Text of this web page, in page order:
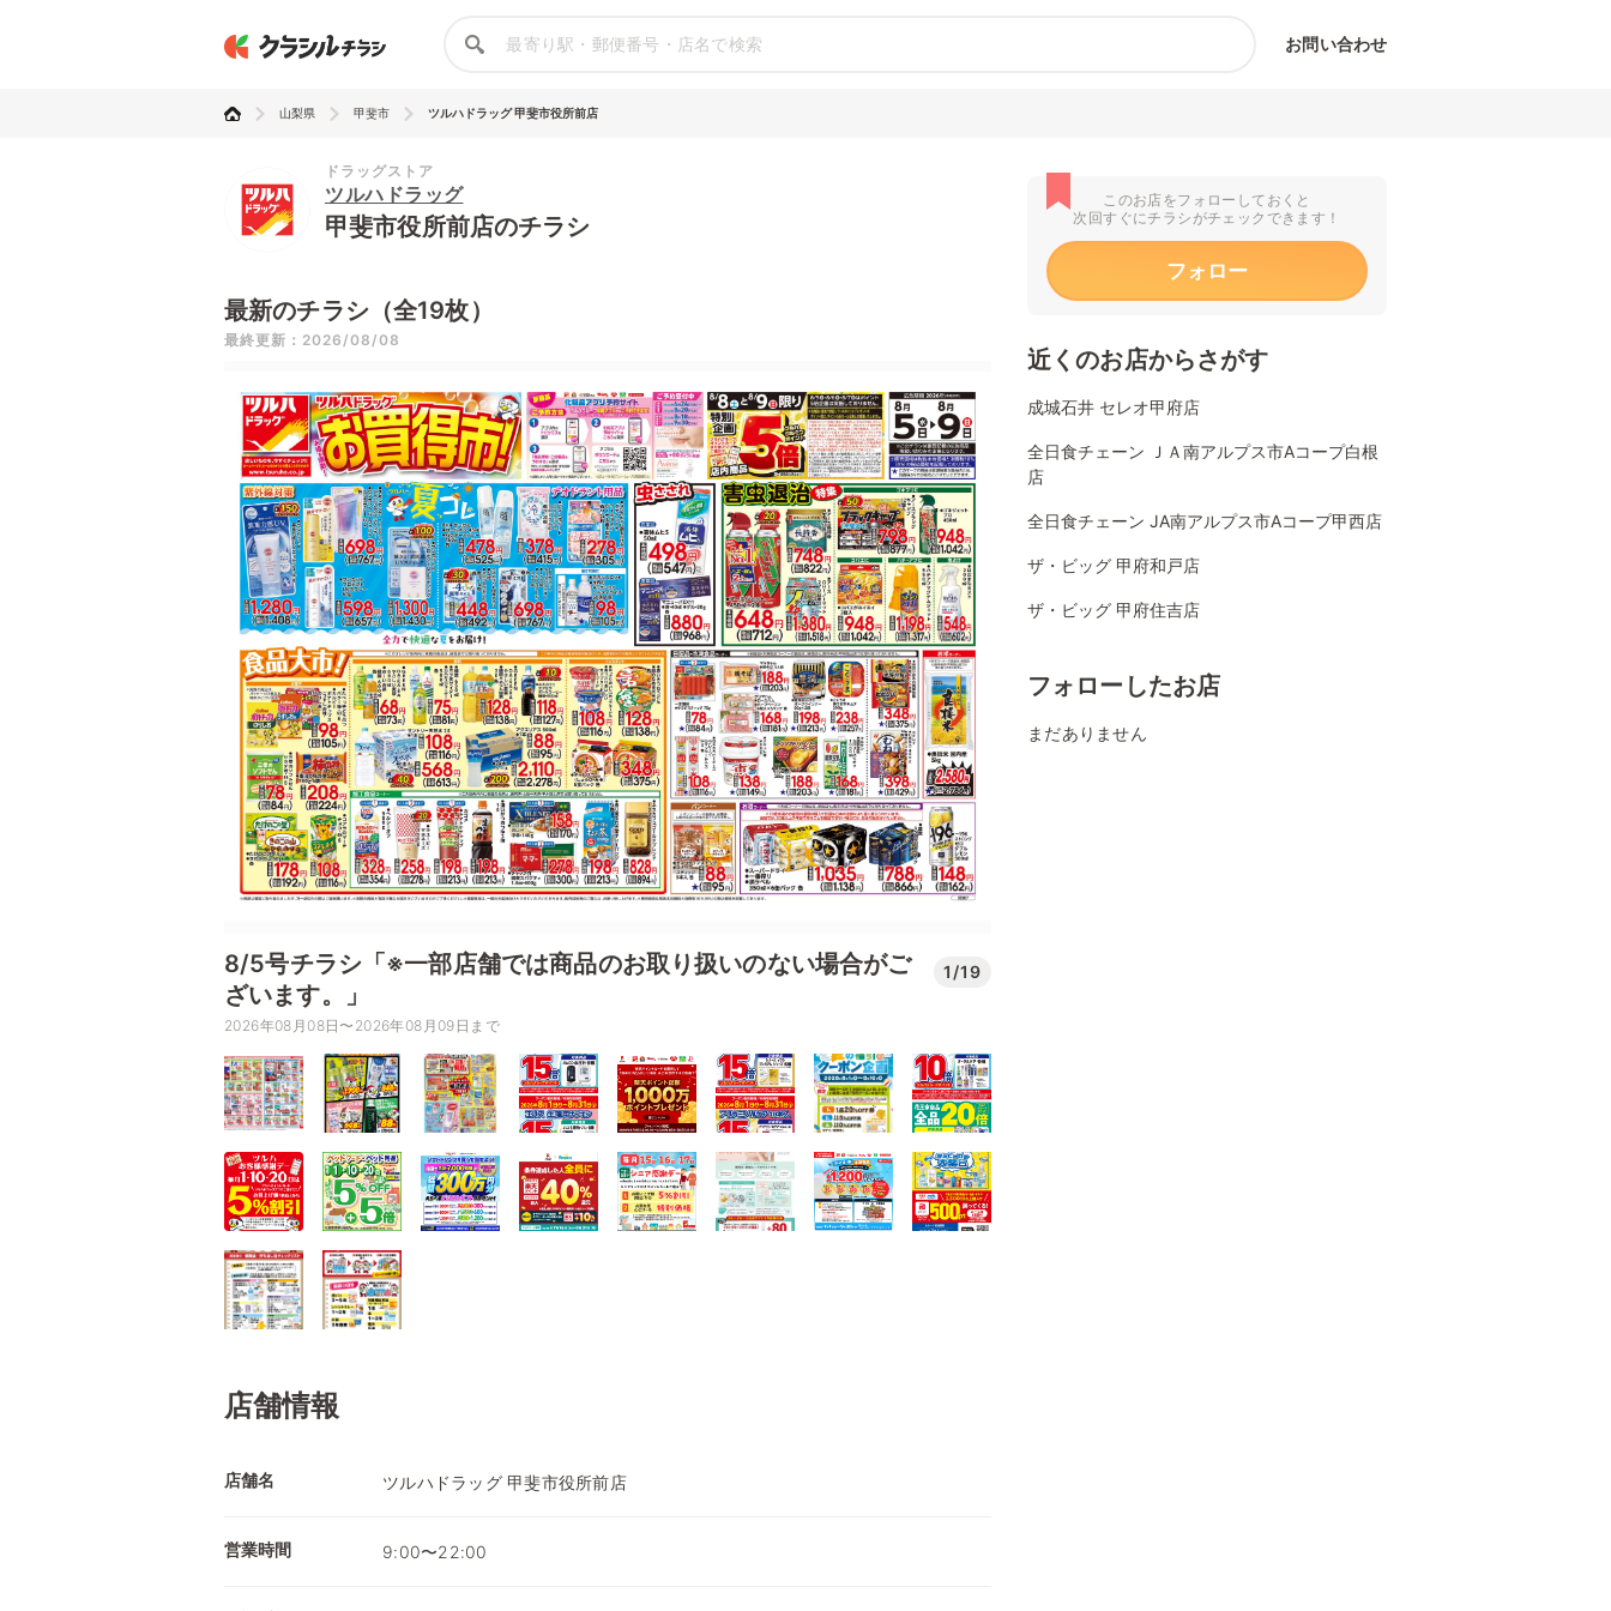
お問い合わせ
山梨県 甲斐市 ツルハドラッグ 甲斐市役所前店
ドラッグストア
ツルハドラッグ
甲斐市役所前店のチラシ
最新のチラシ（全19枚）
最終更新：2026/08/08
8/5号チラシ「※一部店舗では商品のお取り扱いのない場合がご
ざいます。」
1/19
2026年08月08日〜2026年08月09日まで
店舗情報
店舗名 ツルハドラッグ 甲斐市役所前店
営業時間 9:00〜22:00
このお店をフォローしておくと
次回すぐにチラシがチェックできます！
フォロー
近くのお店からさがす
成城石井 セレオ甲府店
全日食チェーン ＪＡ南アルプス市Aコープ白根
店
全日食チェーン JA南アルプス市Aコープ甲西店
ザ・ビッグ 甲府和戸店
ザ・ビッグ 甲府住吉店
フォローしたお店
まだありません